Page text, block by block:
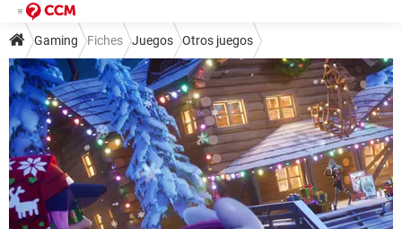
Gaming Fiches Juegos Otros juegos